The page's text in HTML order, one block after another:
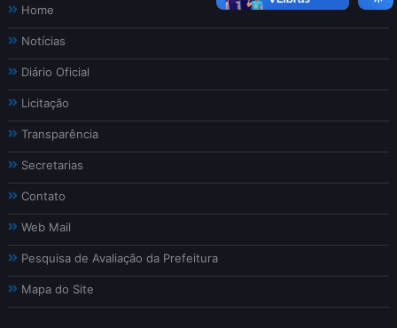
Home
Notícias
Diário Oficial
Licitação
Transparência
Secretarias
Contato
Web Mail
Pesquisa de Avaliação da Prefeitura
Mapa do Site